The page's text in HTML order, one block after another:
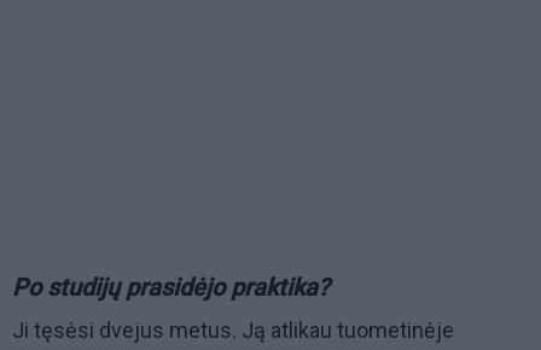
Po studijų prasidėjo praktika?
Ji tęsėsi dvejus metus. Ją atlikau tuometinėje